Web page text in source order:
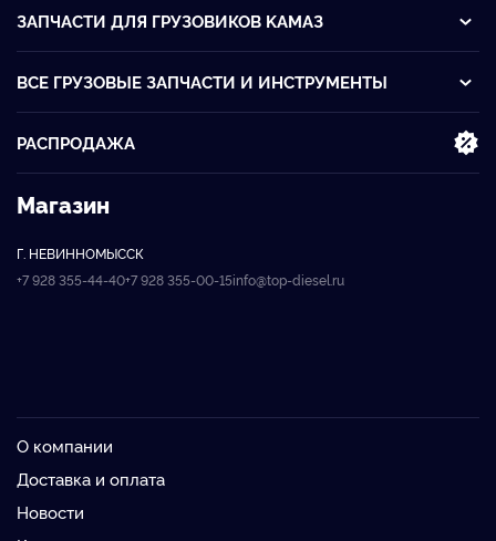
ЗАПЧАСТИ ДЛЯ ГРУЗОВИКОВ KАМАЗ
ВСЕ ГРУЗОВЫЕ ЗАПЧАСТИ И ИНСТРУМЕНТЫ
РАСПРОДАЖА
Магазин
Г. НЕВИННОМЫССК
+7 928 355-44-40+7 928 355-00-15info@top-diesel.ru
О компании
Доставка и оплата
Новости